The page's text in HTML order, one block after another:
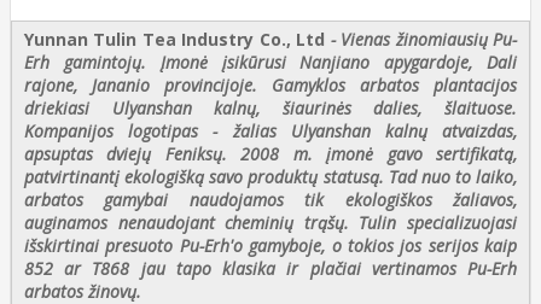
Yunnan Tulin Tea Industry Co., Ltd - Vienas žinomiausių Pu-
Erh gamintojų. Įmonė įsikūrusi Nanjiano apygardoje, Dali
rajone, Jananio provincijoje. Gamyklos arbatos plantacijos
driekiasi Ulyanshan kalnų, šiaurinės dalies, šlaituose.
Kompanijos logotipas - žalias Ulyanshan kalnų atvaizdas,
apsuptas dviejų Feniksų. 2008 m. įmonė gavo sertifikatą,
patvirtinantį ekologišką savo produktų statusą. Tad nuo to laiko,
arbatos gamybai naudojamos tik ekologiškos žaliavos,
auginamos nenaudojant cheminių trąšų. Tulin specializuojasi
išskirtinai presuoto Pu-Erh'o gamyboje, o tokios jos serijos kaip
852 ar T868 jau tapo klasika ir plačiai vertinamos Pu-Erh
arbatos žinovų.